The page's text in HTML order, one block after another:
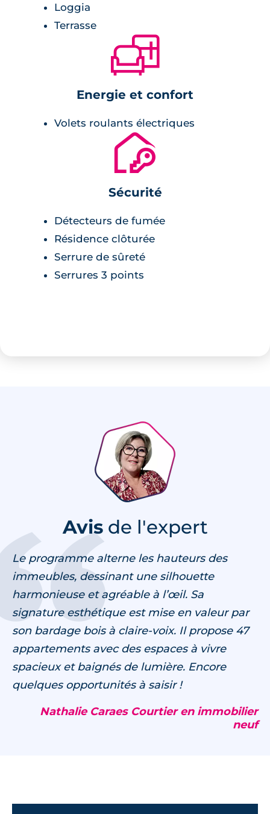
Loggia
Terrasse
🛋
Energie et confort
Volets roulants électriques
🔐
Sécurité
Détecteurs de fumée
Résidence clôturée
Serrure de sûreté
Serrures 3 points
Avisde l'expert
Le programme alterne les hauteurs des
immeubles, dessinant une silhouette
harmonieuse et agréable à l’œil. Sa
signature esthétique est mise en valeur par
son bardage bois à claire-voix. Il propose 47
appartements avec des espaces à vivre
spacieux et baignés de lumière. Encore
quelques opportunités à saisir !
Nathalie Caraes Courtier en immobilier
neuf